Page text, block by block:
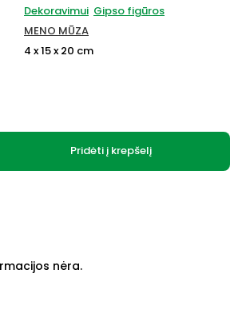
Dekoravimui Gipso figūros
MENO MŪZA
4 x 15 x 20 cm
Pridėti į krepšelį
nėra.